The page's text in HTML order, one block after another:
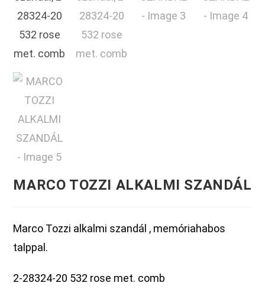
MARCO TOZZI ALKALMI SZANDÁL
Marco Tozzi alkalmi szandál , memóriahabos
talppal.
2-28324-20 532 rose met. comb